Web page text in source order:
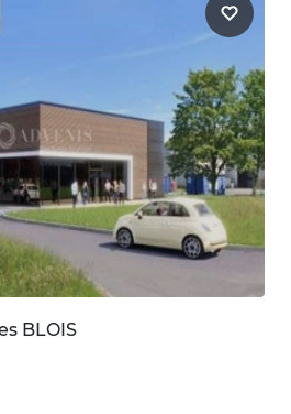
BLOIS